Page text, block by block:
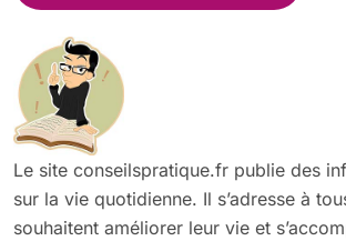
Le site conseilspratique.fr publie des
sur la vie quotidienne. Il s’adresse à
souhaitent améliorer leur vie et